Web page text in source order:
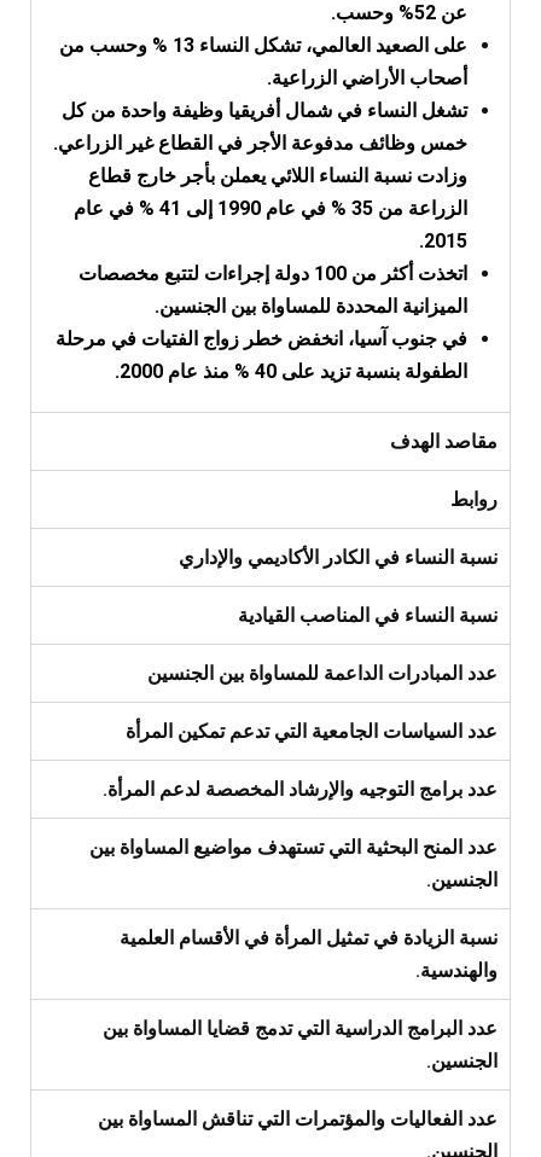
عن 52% وحسب.
على الصعيد العالمي، تشكل النساء 13 % وحسب من
أصحاب الأراضي الزراعية.
تشغل النساء في شمال أفريقيا وظيفة واحدة من كل
خمس وظائف مدفوعة الأجر في القطاع غير الزراعي.
وزادت نسبة النساء اللائي يعملن بأجر خارج قطاع
الزراعة من 35 % في عام 1990 إلى 41 % في عام
2015.
اتخذت أكثر من 100 دولة إجراءات لتتبع مخصصات
الميزانية المحددة للمساواة بين الجنسين.
في جنوب آسيا، انخفض خطر زواج الفتيات في مرحلة
الطفولة بنسبة تزيد على 40 % منذ عام 2000.
مقاصد الهدف
روابط
نسبة النساء في الكادر الأكاديمي والإداري
نسبة النساء في المناصب القيادية
عدد المبادرات الداعمة للمساواة بين الجنسين
عدد السياسات الجامعية التي تدعم تمكين المرأة
عدد برامج التوجيه والإرشاد المخصصة لدعم المرأة.
عدد المنح البحثية التي تستهدف مواضيع المساواة بين
الجنسين.
نسبة الزيادة في تمثيل المرأة في الأقسام العلمية
والهندسية.
عدد البرامج الدراسية التي تدمج قضايا المساواة بين
الجنسين.
عدد الفعاليات والمؤتمرات التي تناقش المساواة بين
الجنسين.